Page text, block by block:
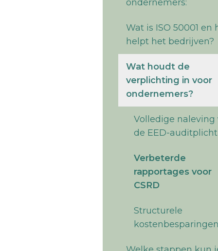
ondernemers:
Wat is ISO 50001 en
helpt het bedrijven?
Wat houdt de
verplichting in voor
ondernemers?
Volledige naleving
de EED-auditplicht
Verbeterde
rapportages voor
CSRD
Structurele
kostenbesparingen